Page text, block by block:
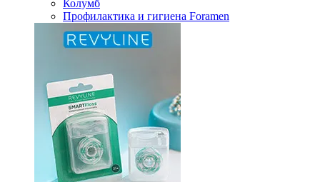
Колумб
Профилактика и гигиена Foramen